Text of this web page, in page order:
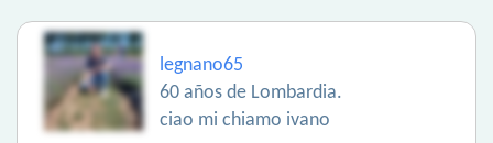
legnano65
60 años de Lombardia.
ciao mi chiamo ivano